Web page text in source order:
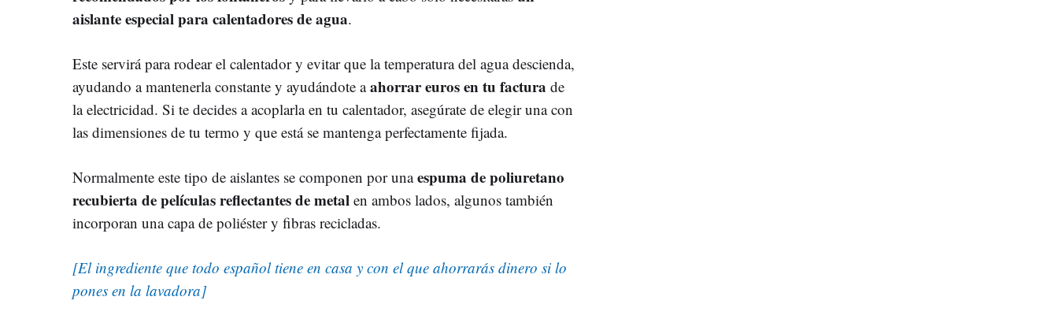
aislante especial para calentadores de agua.
Este servirá para rodear el calentador y evitar que la temperatura del agua descienda,
ayudando a mantenerla constante y ayudándote aahorrar euros en tu factura de
la electricidad. Si te decides a acoplarla en tu calentador, asegúrate de elegir una con
las dimensiones de tu termo y que está se mantenga perfectamente fijada.
Normalmente este tipo de aislantes se componen por unaespuma de poliuretano
recubierta de películas reflectantes de metal en ambos lados, algunos también
incorporan una capa de poliéster y fibras recicladas.
[El ingrediente que todo español tiene en casa y con el que ahorrarás dinero si lo
pones en la lavadora]